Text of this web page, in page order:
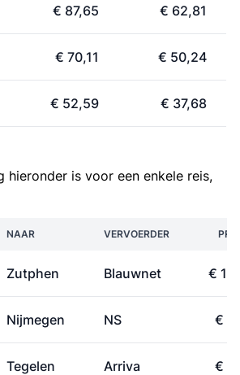
€ 87,65 € 62,81
€ 70,11 € 50,24
€ 52,59 € 37,68
hieronder is voor een enkele reis,
NAAR VERVOERDER
Zutphen Blauwnet €
Nijmegen NS €
Tegelen Arriva €